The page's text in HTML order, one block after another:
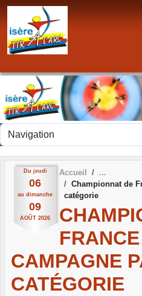
Du jeudi
06
au dimanche
09
AOÛT 2026
Accueil
Championnat de
catégorie
CAMPAGNE
CATÉGORIE
Panneau de gestion des cookies